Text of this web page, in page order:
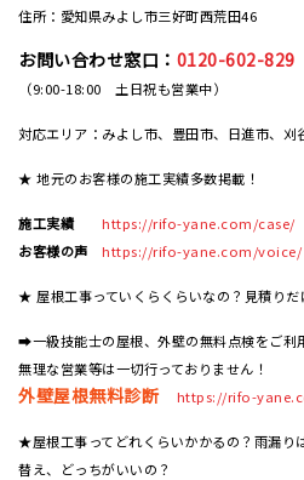
住所：愛知県みよし市三好町西荒田46
お問い合わせ窓口： 0120-602-829
（9:00-18:00 土日祝も営業中）
対応エリア：みよし市、豊田市、日進市、刈
★ 地元のお客様の施工実績多数掲載！
施工実績
https://rifo-yane.com/case/
お客様の声
https://rifo-yane.com/voice/
★ 屋根工事っていくらくらいなの？見積りだ
➡一級技能士の屋根、外壁の無料点検をご利
無理な営業等は一切行っておりません！
外壁屋根無料診断 https://rifo-
★屋根工事ってどれくらいかかるの？雨漏り
替え、どっちがいいの？